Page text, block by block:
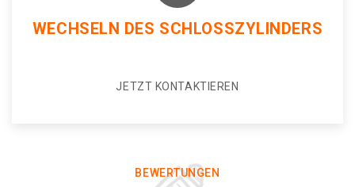
WECHSELN DES SCHLOSSZYLINDERS
JETZT KONTAKTIEREN
BEWERTUNGEN